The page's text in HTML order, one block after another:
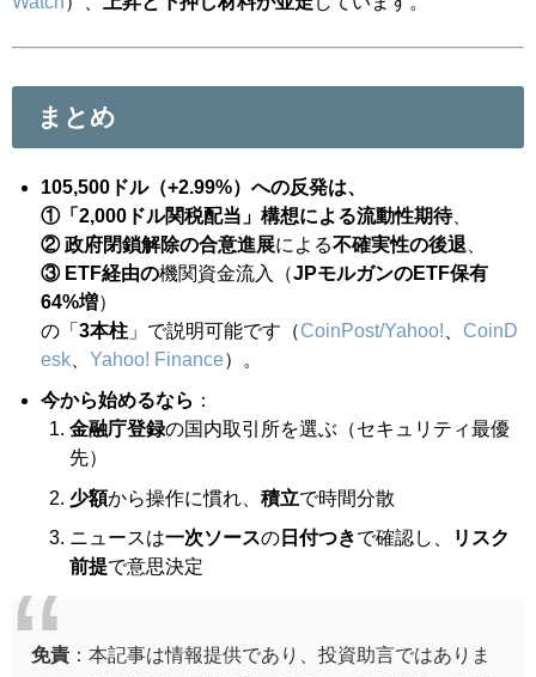
まとめ
105,500ドル（+2.99%）への反発は、
①「2,000ドル関税配当」構想による流動性期待、
② 政府閉鎖解除の合意進展による不確実性の後退
③ ETF経由の機関資金流入（JPモルガンのETF保有
64%増）
の「 3本柱 」で説明可能です（CoinPost/Yahoo!
CoinD
esk
Yahoo! Finance）。
今から始めるなら ：
金融庁登録の国内取引所を選ぶ（セキュリティ最優
先）
少額から操作に慣れ、 積立で時間分散
ニュースは一次ソースの 日付つきで確認し、
リスク
前提で意思決定
免責 ：本記事は情報提供であり、投資助言ではありま